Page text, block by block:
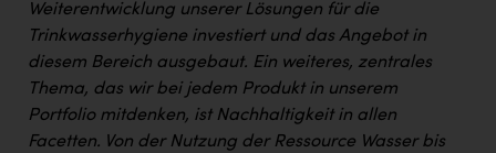
Passage Linz
PEZ
PÜSPÖK
REMAX
Weiterentwicklung unserer Lösungen für die
Trinkwasserhygiene investiert und das Angebot in
diesem Bereich ausgebaut. Ein weiteres, zentrales
Thema, das wir bei jedem Produkt in unserem
Portfolio mitdenken, ist Nachhaltigkeit in allen
Facetten. Von der Nutzung der Ressource Wasser bis